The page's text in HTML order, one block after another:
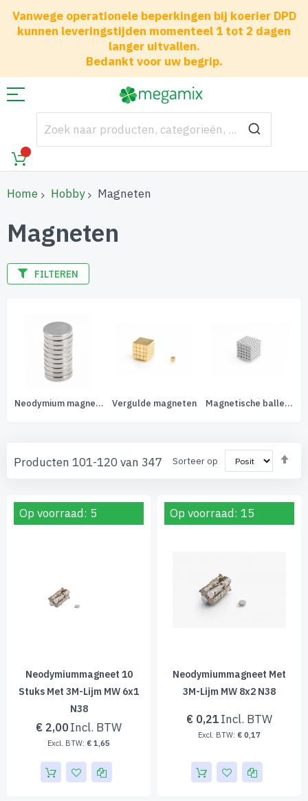
Vanwege operationele beperkingen bij koerier DPD
kunnen leveringstijden momenteel 1 tot 2 dagen
langer uitvallen.
Bedankt voor uw begrip.
Home Hobby Magneten
Magneten
Neodymium magneet Vergulde magneten Magnetische balletjes
Producten 101-120 van 347 Sorteer op
Op voorraad: 5
Neodymiummagneet 10
Stuks Met 3M-Lijm MW 6x1
N38
€ 2,00
€ 1,65
Op voorraad: 15
Neodymiummagneet Met
3M-Lijm MW 8x2 N38
€ 0,21
€ 0,17
FILTEREN